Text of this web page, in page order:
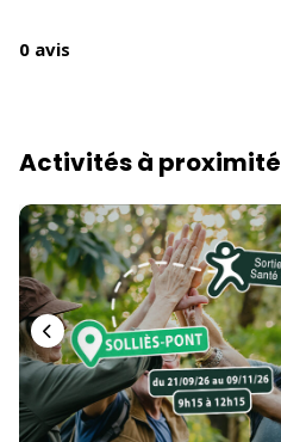
0 avis
Activités à proximité